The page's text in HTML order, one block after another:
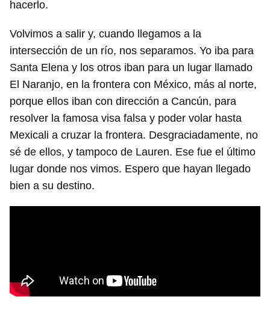
hacerlo.
Volvimos a salir y, cuando llegamos a la
intersección de un río, nos separamos. Yo iba para
Santa Elena y los otros iban para un lugar llamado
El Naranjo, en la frontera con México, más al norte,
porque ellos iban con dirección a Cancún, para
resolver la famosa visa falsa y poder volar hasta
Mexicali a cruzar la frontera. Desgraciadamente, no
sé de ellos, y tampoco de Lauren. Ese fue el último
lugar donde nos vimos. Espero que hayan llegado
bien a su destino.